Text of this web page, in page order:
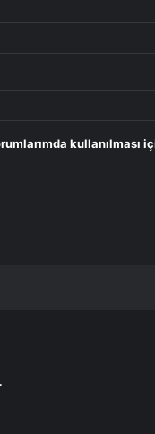
kullanılması